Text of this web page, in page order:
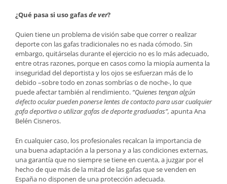
¿Qué pasa si uso gafasde ver?
Quien tiene un problema de visión sabe que correr o realizar
deporte con las gafas tradicionales no es nada cómodo. Sin
embargo, quitárselas durante el ejercicio no es lo más adecuado,
entre otras razones, porque en casos como la miopía aumenta la
inseguridad del deportista y los ojos se esfuerzan más de lo
debido –sobre todo en zonas sombrías o de noche-, lo que
puede afectar también al rendimiento. “Quienes tengan algún
defecto ocular pueden ponerse lentes de contacto para usar cualquier
gafa deportiva o utilizar gafas de deporte graduadas”, apunta Ana
Belén Cisneros.
En cualquier caso, los profesionales recalcan la importancia de
una buena adaptación a la persona y a las condiciones externas,
una garantía que no siempre se tiene en cuenta, a juzgar por el
hecho de que más de la mitad de las gafas que se venden en
España no disponen de una protección adecuada.